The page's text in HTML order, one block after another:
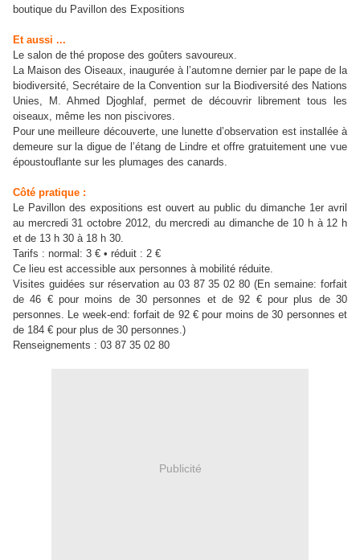
boutique du Pavillon des Expositions
Et aussi ...
Le salon de thé propose des goûters savoureux.
La Maison des Oiseaux, inaugurée à l’automne dernier par le pape de la
biodiversité, Secrétaire de la Convention sur la Biodiversité des Nations
Unies, M. Ahmed Djoghlaf, permet de découvrir librement tous les
oiseaux, même les non piscivores.
Pour une meilleure découverte, une lunette d’observation est installée à
demeure sur la digue de l’étang de Lindre et offre gratuitement une vue
époustouflante sur les plumages des canards.
Côté pratique :
Le Pavillon des expositions est ouvert au public du dimanche 1er avril
au mercredi 31 octobre 2012, du mercredi au dimanche de 10 h à 12 h
et de 13 h 30 à 18 h 30.
Tarifs : normal: 3 € • réduit : 2 €
Ce lieu est accessible aux personnes à mobilité réduite.
Visites guidées sur réservation au 03 87 35 02 80 (En semaine: forfait
de 46 € pour moins de 30 personnes et de 92 € pour plus de 30
personnes. Le week-end: forfait de 92 € pour moins de 30 personnes et
de 184 € pour plus de 30 personnes.)
Renseignements : 03 87 35 02 80
Publicité